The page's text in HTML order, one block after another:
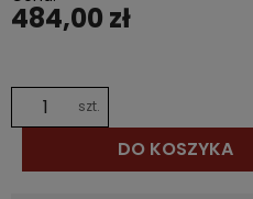
484,00 zł
szt.
DO KOSZYKA